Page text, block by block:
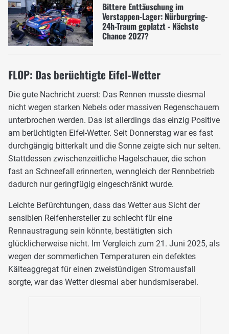
Bittere Enttäuschung im
Verstappen-Lager: Nürburgring-
24h-Traum geplatzt - Nächste
Chance 2027?
FLOP: Das berüchtigte Eifel-Wetter
Die gute Nachricht zuerst: Das Rennen musste diesmal
nicht wegen starken Nebels oder massiven Regenschauern
unterbrochen werden. Das ist allerdings das einzig Positive
am berüchtigten Eifel-Wetter. Seit Donnerstag war es fast
durchgängig bitterkalt und die Sonne zeigte sich nur selten.
Stattdessen zwischenzeitliche Hagelschauer, die schon
fast an Schneefall erinnerten, wenngleich der Rennbetrieb
dadurch nur geringfügig eingeschränkt wurde.
Leichte Befürchtungen, dass das Wetter aus Sicht der
sensiblen Reifenhersteller zu schlecht für eine
Rennaustragung sein könnte, bestätigten sich
glücklicherweise nicht. Im Vergleich zum 21. Juni 2025, als
wegen der sommerlichen Temperaturen ein defektes
Kälteaggregat für einen zweistündigen Stromausfall
sorgte, war das Wetter diesmal aber hundsmiserabel.